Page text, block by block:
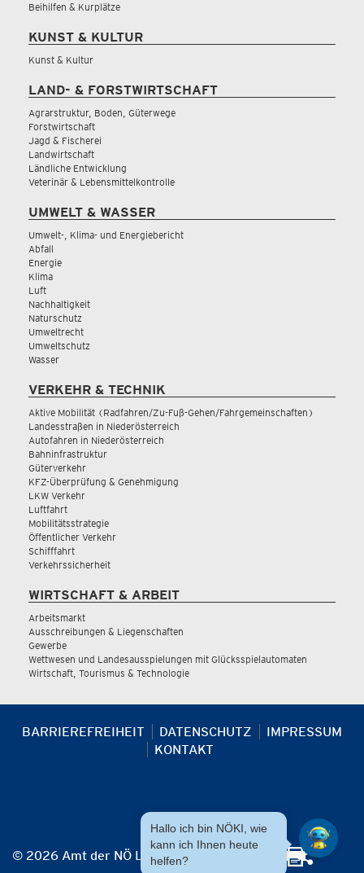
Beihilfen & Kurplätze
KUNST & KULTUR
Kunst & Kultur
LAND- & FORSTWIRTSCHAFT
Agrarstruktur, Boden, Güterwege
Forstwirtschaft
Jagd & Fischerei
Landwirtschaft
Ländliche Entwicklung
Veterinär & Lebensmittelkontrolle
UMWELT & WASSER
Umwelt-, Klima- und Energiebericht
Abfall
Energie
Klima
Luft
Nachhaltigkeit
Naturschutz
Umweltrecht
Umweltschutz
Wasser
VERKEHR & TECHNIK
Aktive Mobilität (Radfahren/Zu-Fuß-Gehen/Fahrgemeinschaften)
Landesstraßen in Niederösterreich
Autofahren in Niederösterreich
Bahninfrastruktur
Güterverkehr
KFZ-Überprüfung & Genehmigung
LKW Verkehr
Luftfahrt
Mobilitätsstrategie
Öffentlicher Verkehr
Schifffahrt
Verkehrssicherheit
WIRTSCHAFT & ARBEIT
Arbeitsmarkt
Ausschreibungen & Liegenschaften
Gewerbe
Wettwesen und Landesausspielungen mit Glücksspielautomaten
Wirtschaft, Tourismus & Technologie
BARRIEREFREIHEIT DATENSCHUTZ
IMPRESSUM
KONTAKT
© 2026 Amt der NÖ Landesregierung
Hallo ich bin NÖKI, wie
kann ich Ihnen heute
helfen?